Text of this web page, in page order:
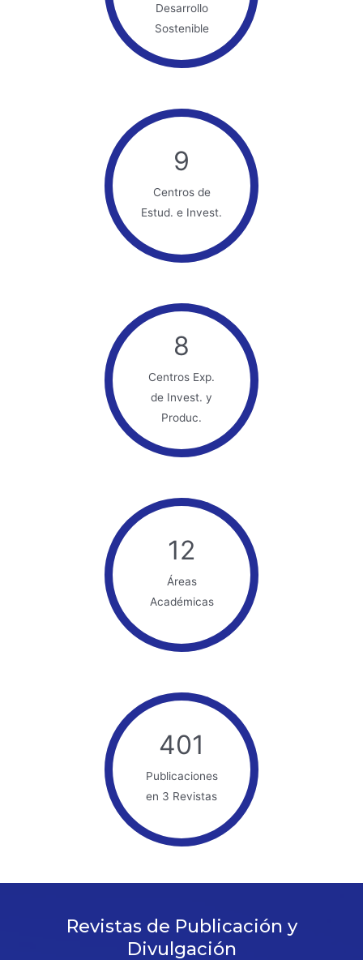
Desarrollo
Sostenible
9
Centros de
Estud. e Invest.
8
Centros Exp.
de Invest. y
Produc.
12
Áreas
Académicas
401
Publicaciones
en 3 Revistas
Revistas de Publicación y
Divulgación